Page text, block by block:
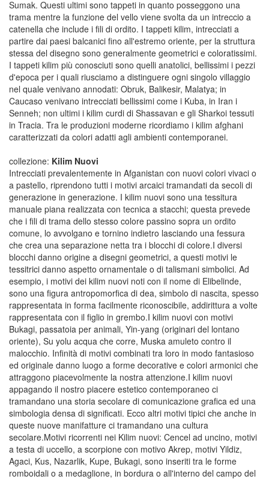
Sumak. Questi ultimi sono tappeti in quanto posseggono una
trama mentre la funzione del vello viene svolta da un intreccio a
catenella che include i fili di ordito. I tappeti kilim, intrecciati a
partire dai paesi balcanici fino all'estremo oriente, per la struttura
stessa del disegno sono generalmente geometrici e coloratissimi.
I tappeti kilim più conosciuti sono quelli anatolici, bellissimi i pezzi
d'epoca per i quali riusciamo a distinguere ogni singolo villaggio
nel quale venivano annodati: Obruk, Balikesir, Malatya; in
Caucaso venivano intrecciati bellissimi come i Kuba, in Iran i
Senneh; non ultimi i kilim curdi di Shassavan e gli Sharkoi tessuti
in Tracia. Tra le produzioni moderne ricordiamo i kilim afghani
caratterizzati da colori adatti agli ambienti contemporanei.
collezione: Kilim Nuovi
Intrecciati prevalentemente in Afganistan con nuovi colori vivaci o
a pastello, riprendono tutti i motivi arcaici tramandati da secoli di
generazione in generazione. I kilim nuovi sono una tessitura
manuale piana realizzata con tecnica a stacchi; questa prevede
che i fili di trama dello stesso colore passino sopra un ordito
comune, lo avvolgano e tornino indietro lasciando una fessura
che crea una separazione netta tra i blocchi di colore.I diversi
blocchi danno origine a disegni geometrici, a questi motivi le
tessitrici danno aspetto ornamentale o di talismani simbolici. Ad
esempio, i motivi dei kilim nuovi noti con il nome di Elibelinde,
sono una figura antropomorfica di dea, simbolo di nascita, spesso
rappresentata in forma facilmente riconoscibile, addirittura a volte
rappresentata con il figlio in grembo.I kilim nuovi con motivi
Bukagi, passatoia per animali, Yin-yang (originari del lontano
oriente), Su yolu acqua che corre, Muska amuleto contro il
malocchio. Infinità di motivi combinati tra loro in modo fantasioso
ed originale danno luogo a forme decorative e colori armonici che
attraggono piacevolmente la nostra attenzione.I kilim nuovi
appagando il nostro piacere estetico contemporaneo ci
tramandano una storia secolare di comunicazione grafica ed una
simbologia densa di significati. Ecco altri motivi tipici che anche in
queste nuove manifatture ci tramandano una cultura
secolare.Motivi ricorrenti nei Kilim nuovi: Cencel ad uncino, motivi
a testa di uccello, a scorpione con motivo Akrep, motivi Yildiz,
Agaci, Kus, Nazarlik, Kupe, Bukagi, sono inseriti tra le forme
romboidali o a medaglione, in bordura o all'interno del campo del